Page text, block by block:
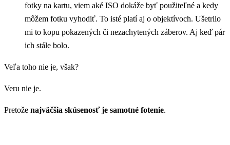
fotky na kartu, viem aké ISO dokáže byť použiteľné a kedy
môžem fotku vyhodiť. To isté platí aj o objektívoch. Ušetrilo
mi to kopu pokazených či nezachytených záberov. Aj keď pár
ich stále bolo.
Veľa toho nie je, však?
Veru nie je.
Pretože najväčšia skúsenosť je samotné fotenie.